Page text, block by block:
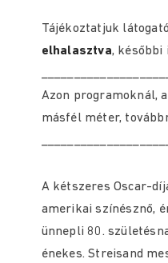
Tájékoztatjuk
elhalasztva, későbbi
Azon programoknál,
másfél méter,
A kétszeres Oscar-
amerikai színésznő,
ünnepli 80.
énekes. Streisand